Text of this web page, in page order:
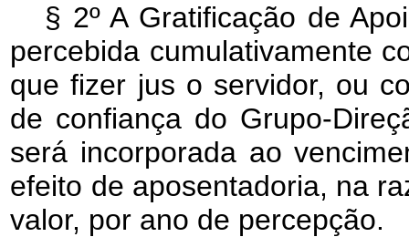
§ 2º A Gratificação de
percebida cumulativamente
que fizer jus o servidor, ou
de confiança do Grupo-
será incorporada ao
efeito de aposentadoria, na
valor, por ano de percepção.